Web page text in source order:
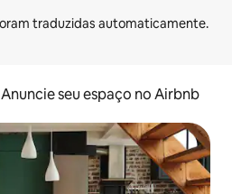
Anuncie seu espaço no Airbnb